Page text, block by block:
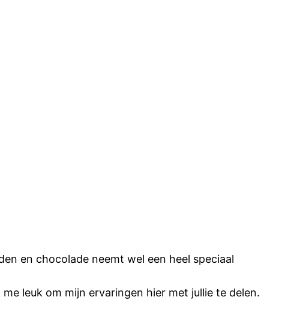
en chocolade neemt wel een heel speciaal
leuk om mijn ervaringen hier met jullie te delen.